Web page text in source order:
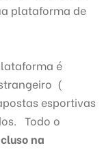
plataforma de
é
(
esportivas
Todo o
na